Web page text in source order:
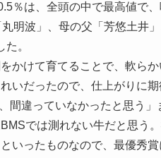
％は、全頭の中で最高値で
明波」、母の父「芳悠土井
。
かけて育てることで、軟ら
いだったので、仕上がりに期
間違っていなかったと思う」
では測れない牛だと思う
いったものなので、最優秀